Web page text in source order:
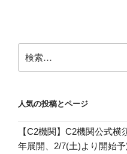
索:
人気の投稿とページ
【C2機関】C2機関公式
年展開、2/7(土)より開始